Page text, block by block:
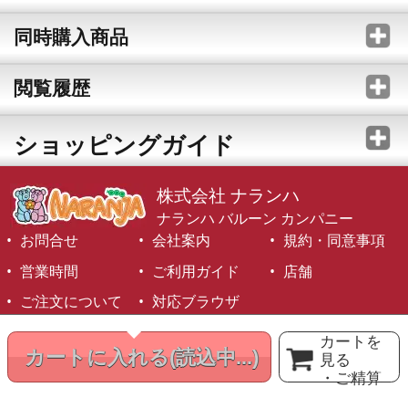
カートに入れる(読込中...)
カートを
見る
・ご精算
同時購入商品
閲覧履歴
ショッピングガイド
株式会社 ナランハ
ナランハ バルーン カンパニー
お問合せ
会社案内
規約・同意事項
営業時間
ご利用ガイド
店舗
ご注文について
対応ブラウザ
©1999-2026 NARANJA Inc. All Rights Reserved.